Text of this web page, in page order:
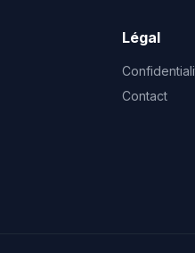
Légal
Contact